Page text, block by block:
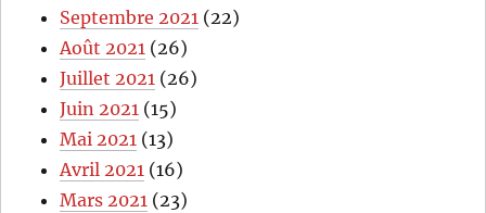
Septembre 2021 (22)
Août 2021 (26)
Juillet 2021 (26)
Juin 2021 (15)
Mai 2021 (13)
Avril 2021 (16)
Mars 2021 (23)